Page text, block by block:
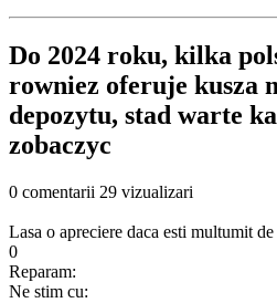
Do 2024 roku, kilka
rowniez oferuje kusza
depozytu, stad warte
zobaczyc
0 comentarii 29 vizualizari
Lasa o apreciere daca esti multumit de
0
Reparam:
Ne stim cu: